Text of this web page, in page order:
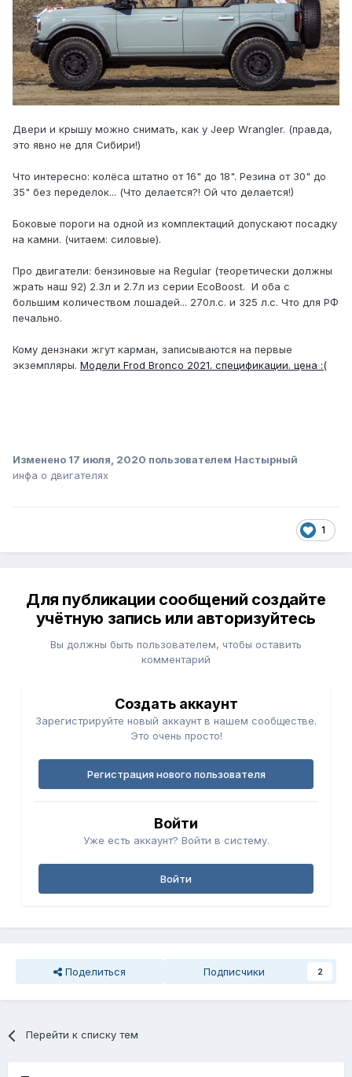
Двери и крышу можно снимать, как у Jeep Wrangler. (правда,
это явно не для Сибири!)
Что интересно: колёса штатно от 16" до 18". Резина от 30" до
35" без переделок... (Что делается?! Ой что делается!)
Боковые пороги на одной из комплектаций допускают посадку
на камни. (читаем: силовые).
Про двигатели: бензиновые на Regular (теоретически должны
жрать наш 92) 2.3л и 2.7л из серии EcoBoost. И оба с
большим количеством лошадей... 270л.с. и 325 л.с. Что для РФ
печально.
Кому дензнаки жгут карман, записываются на первые
экземпляры. Модели Frod Bronco 2021. спецификации. цена :(
Изменено 17 июля, 2020 пользователем Настырный
инфа о двигателях
1
Для публикации сообщений создайте
учётную запись или авторизуйтесь
Вы должны быть пользователем, чтобы оставить
комментарий
Создать аккаунт
Зарегистрируйте новый аккаунт в нашем сообществе.
Это очень просто!
Регистрация нового пользователя
Войти
Уже есть аккаунт? Войти в систему.
Войти
Поделиться Подписчики 2
Перейти к списку тем